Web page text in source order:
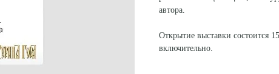
автора.
‎Открытие выставки состоится
включительно.